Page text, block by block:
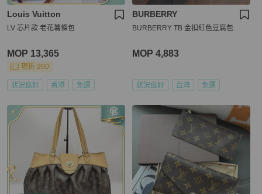
Louis Vuitton
LV 芯片款 老花薯條包
MOP 13,365
現折 200
狀況良好 香港 免運
BURBERRY
BURBERRY TB 金扣紅色豆腐包
MOP 4,883
狀況良好 台灣 免運